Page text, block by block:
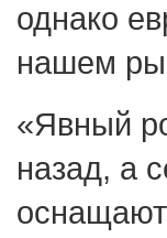
однако
нашем
«Явный
назад, а